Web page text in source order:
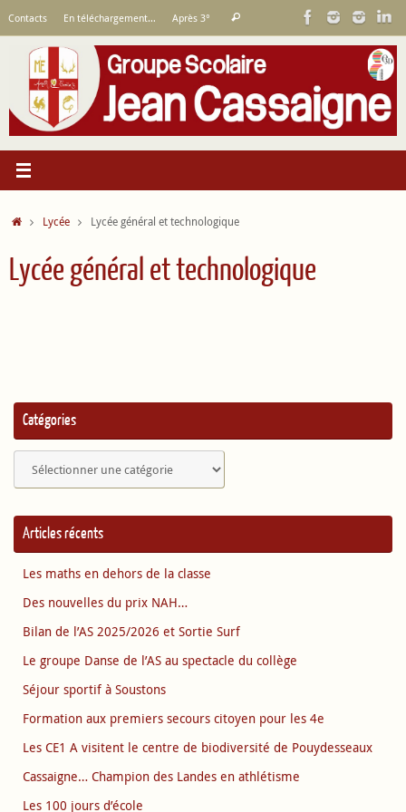
contenu
Contacts En téléchargement… Après 3°
Recherche
:
Rechercher
AccueilLycée Lycée général et technologique
Lycée général et technologique
Catégories
Articles récents
Les maths en dehors de la classe
Des nouvelles du prix NAH…
Bilan de l’AS 2025/2026 et Sortie Surf
Le groupe Danse de l’AS au spectacle du collège
Séjour sportif à Soustons
Formation aux premiers secours citoyen pour les 4e
Les CE1 A visitent le centre de biodiversité de Pouydesseaux
Cassaigne… Champion des Landes en athlétisme
Les 100 jours d’école